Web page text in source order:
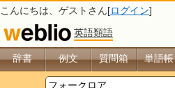
こんにちは、 ゲスト さん[ログイン]
英語類語
辞書 例文 質問箱 単語帳